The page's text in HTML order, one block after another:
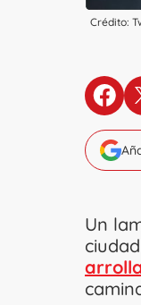
Crédito:
en
Un